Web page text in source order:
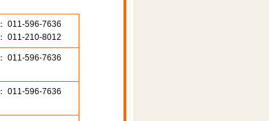
： 011-596-7636
： 011-210-8012
： 011-596-7636
： 011-596-7636